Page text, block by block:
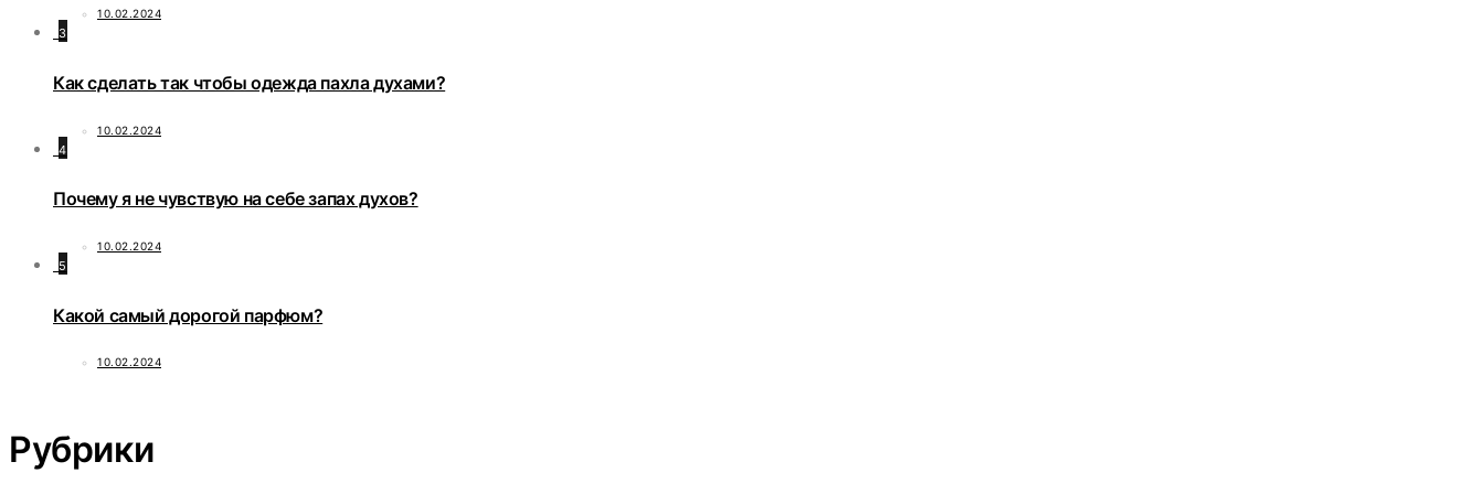
10.02.2024
3
Как сделать так чтобы одежда пахла духами?
10.02.2024
4
Почему я не чувствую на себе запах духов?
10.02.2024
5
Какой самый дорогой парфюм?
10.02.2024
Рубрики